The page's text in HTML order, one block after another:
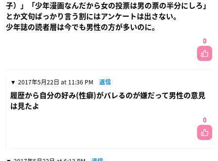
子）」「少年漫画なんだから女の投票は男の票の半分にしろ」
とか文句ばっかり言う割にはアンケートは出さない。
少年誌の読者層は今でも男性の方が多いのに。
0
2017年5月22日 at 11:36 PM 返信
履歴から自分の好み(性癖)がバレるのが嫌だって男性の意見
は見たよ
0